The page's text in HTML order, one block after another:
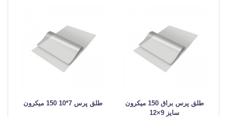
طلق پرس براق 150 میکرون
سایز 9×12
طلق پرس 7*10 150 میکرون